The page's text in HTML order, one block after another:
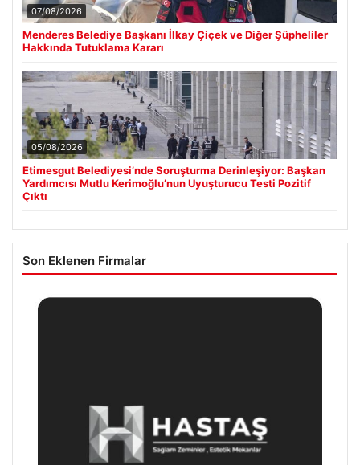
07/08/2026
Menderes Belediye Başkanı İlkay Çiçek ve Diğer Şüpheliler
Hakkında Tutuklama Kararı
05/08/2026
Etimesgut Belediyesi’nde Soruşturma Derinleşiyor: Başkan
Yardımcısı Mutlu Kerimoğlu’nun Uyuşturucu Testi Pozitif
Çıktı
Son Eklenen Firmalar